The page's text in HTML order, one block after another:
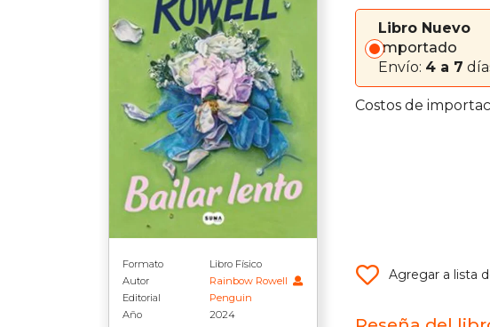
Formato
Libro Físico
Autor
Rainbow Rowell
Editorial
Penguin
Año
2024
Libro Nuevo
Importado
Envío: 4 a 7
Costos de
Agregar a lista